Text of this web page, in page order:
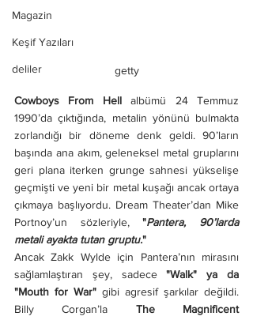
Magazin
Keşif Yazıları
deliler getty
Cowboys From Hell albümü 24 Temmuz
1990’da çıktığında, metalin yönünü bulmakta
zorlandığı bir döneme denk geldi. 90’ların
başında ana akım, geleneksel metal gruplarını
geri plana iterken grunge sahnesi yükselişe
geçmişti ve yeni bir metal kuşağı ancak ortaya
çıkmaya başlıyordu. Dream Theater’dan Mike
Portnoy’un sözleriyle, "Pantera, 90’larda
metali ayakta tutan gruptu."
Ancak Zakk Wylde için Pantera’nın mirasını
sağlamlaştıran şey, sadece "Walk" ya da
"Mouth for War" gibi agresif şarkılar değildi.
Billy Corgan’la The Magnificent